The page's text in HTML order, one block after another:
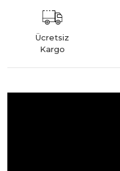
Ücretsiz
Kargo